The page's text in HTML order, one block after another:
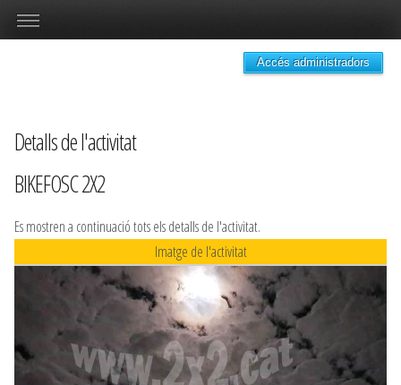
Accés administradors
Detalls de l'activitat
BIKEFOSC 2X2
Es mostren a continuació tots els detalls de l'activitat.
Imatge de l'activitat